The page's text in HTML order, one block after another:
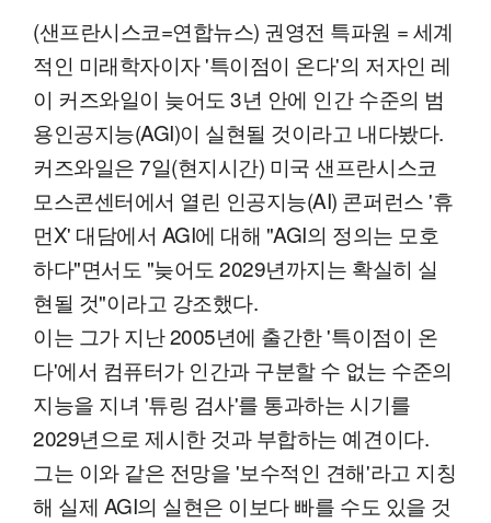
(샌프란시스코=연합뉴스) 권영전 특파원 = 세계
적인 미래학자이자 '특이점이 온다'의 저자인 레
이 커즈와일이 늦어도 3년 안에 인간 수준의 범
용인공지능(AGI)이 실현될 것이라고 내다봤다.
커즈와일은 7일(현지시간) 미국 샌프란시스코
모스콘센터에서 열린 인공지능(AI) 콘퍼런스 '휴
먼X' 대담에서 AGI에 대해 "AGI의 정의는 모호
하다"면서도 "늦어도 2029년까지는 확실히 실
현될 것"이라고 강조했다.
이는 그가 지난 2005년에 출간한 '특이점이 온
다'에서 컴퓨터가 인간과 구분할 수 없는 수준의
지능을 지녀 '튜링 검사'를 통과하는 시기를
2029년으로 제시한 것과 부합하는 예견이다.
그는 이와 같은 전망을 '보수적인 견해'라고 지칭
해 실제 AGI의 실현은 이보다 빠를 수도 있을 것